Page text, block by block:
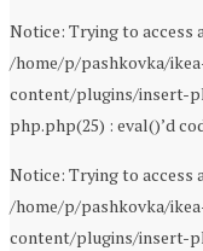
Notice: Trying to access
/home/p/pashkovka/
content/plugins/insert-
php.php(25) : eval()’d
Notice: Trying to access
/home/p/pashkovka/
content/plugins/insert-